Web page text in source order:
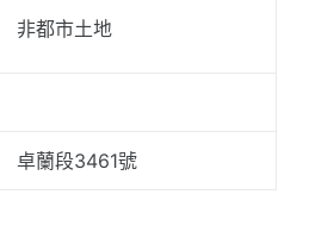
非都市土地
卓蘭段3461號